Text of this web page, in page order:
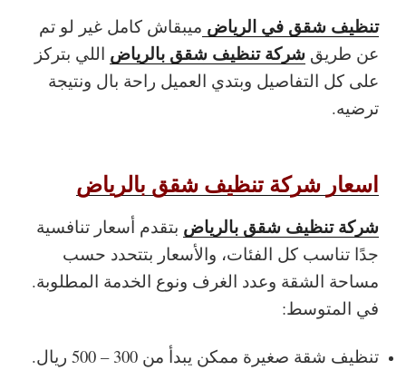
تنظيف شقق في الرياض ميبقاش كامل غير لو تم
عن طريق شركة تنظيف شقق بالرياض اللي بتركز
على كل التفاصيل وبتدي العميل راحة بال ونتيجة
ترضيه.
اسعار شركة تنظيف شقق بالرياض
شركة تنظيف شقق بالرياض بتقدم أسعار تنافسية
جدًا تناسب كل الفئات، والأسعار بتتحدد حسب
مساحة الشقة وعدد الغرف ونوع الخدمة المطلوبة.
في المتوسط:
تنظيف شقة صغيرة ممكن يبدأ من 300 – 500 ريال.